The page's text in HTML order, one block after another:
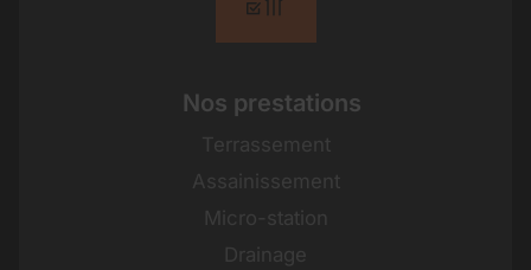
Nos prestations
Terrassement
Assainissement
Micro-station
Drainage